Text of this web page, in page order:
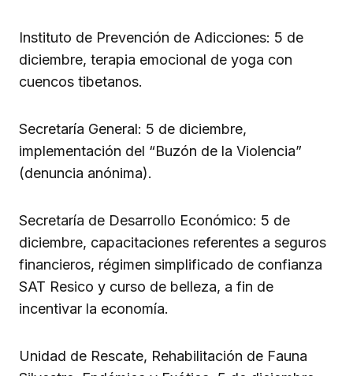
Instituto de Prevención de Adicciones: 5 de
diciembre, terapia emocional de yoga con
cuencos tibetanos.
Secretaría General: 5 de diciembre,
implementación del “Buzón de la Violencia”
(denuncia anónima).
Secretaría de Desarrollo Económico: 5 de
diciembre, capacitaciones referentes a seguros
financieros, régimen simplificado de confianza
SAT Resico y curso de belleza, a fin de
incentivar la economía.
Unidad de Rescate, Rehabilitación de Fauna